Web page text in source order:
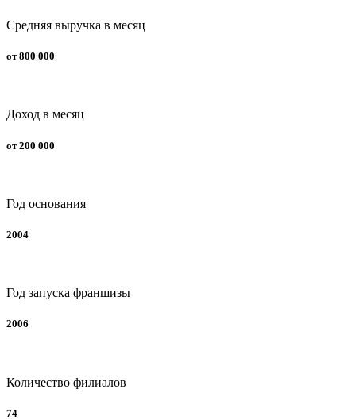
Средняя выручка в месяц
от 800 000
Доход в месяц
от 200 000
Год основания
2004
Год запуска франшизы
2006
Количество филиалов
74